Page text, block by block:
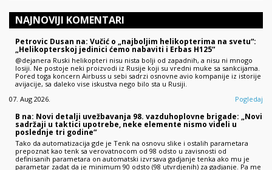
NAJNOVIJI KOMENTARI
Petrovic Dusan na: Vučić o „najboljim helikopterima na svetu“:
„Helikopterskoj jedinici ćemo nabaviti i Erbas H125“
@dejanera Ruski helikopteri nisu nista bolji od zapadnih, a nisu ni mnogo
losiji. Ne postoje neki proizvodi iz Rusije koji su vredni muke sa sankcijama.
Pored toga koncern Airbuss u sebi sadrzi osnovne avio kompanije iz istorije
avijacije, sa daleko vise iskustva nego bilo sta u Rusiji.
07. Aug 2026.
Pogledaj
B na: Novi detalji uvežbavanja 98. vazduhoplovne brigade: „Novi
sadržaji u taktici upotrebe, neke elemente nismo videli u
poslednje tri godine“
Tako da automatizacija gde je Tenk na osnovu slike i ostalih parametara
prepoznat kao tenk sa verovatnocom od 98 odsto u zavisnosti od
definisanih parametara on automatski izvrsava gadjanje tenka ako mu je
parametar zadat da je minimum 90 odsto (98 utvrdjenih) za gadjanje. Pa me